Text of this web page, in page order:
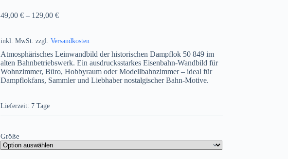
49,00€ – 129,00€
inkl. MwSt. zzgl.Versandkosten
Atmosphärisches Leinwandbild der historischen Dampflok 50 849 im
alten Bahnbetriebswerk. Ein ausdrucksstarkes Eisenbahn-Wandbild für
Wohnzimmer, Büro, Hobbyraum oder Modellbahnzimmer – ideal für
Dampflokfans, Sammler und Liebhaber nostalgischer Bahn-Motive.
Lieferzeit: 7 Tage
Größe